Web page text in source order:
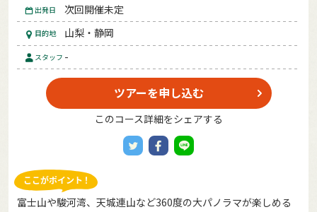
出発日 次回開催未定
目的地 山梨・静岡
スタッフ -
ツアーを申し込む
このコース詳細をシェアする
富士山や駿河湾、天城連山など360度の大パノラマが楽しめる